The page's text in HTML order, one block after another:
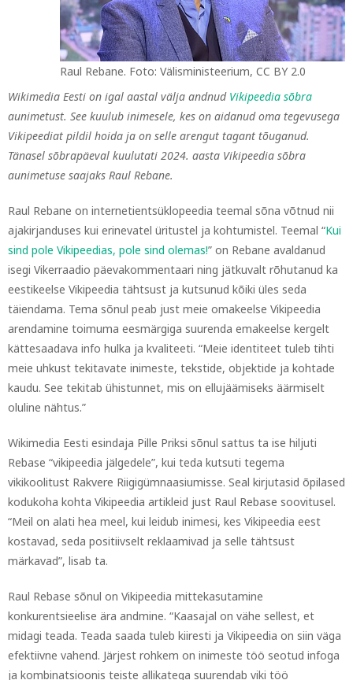
Raul Rebane. Foto: Välisministeerium, CC BY 2.0
Wikimedia Eesti on igal aastal välja andnud Vikipeedia sõbra
aunimetust. See kuulub inimesele, kes on aidanud oma tegevusega
Vikipeediat pildil hoida ja on selle arengut tagant tõuganud.
Tänasel sõbrapäeval kuulutati 2024. aasta Vikipeedia sõbra
aunimetuse saajaks Raul Rebane.
Raul Rebane on internetientsüklopeedia teemal sõna võtnud nii
ajakirjanduses kui erinevatel üritustel ja kohtumistel. Teemal “Kui
sind pole Vikipeedias, pole sind olemas!” on Rebane avaldanud
isegi Vikerraadio päevakommentaari ning jätkuvalt rõhutanud ka
eestikeelse Vikipeedia tähtsust ja kutsunud kõiki üles seda
täiendama. Tema sõnul peab just meie omakeelse Vikipeedia
arendamine toimuma eesmärgiga suurenda emakeelse kergelt
kättesaadava info hulka ja kvaliteeti. “Meie identiteet tuleb tihti
meie uhkust tekitavate inimeste, tekstide, objektide ja kohtade
kaudu. See tekitab ühistunnet, mis on ellujäämiseks äärmiselt
oluline nähtus.”
Wikimedia Eesti esindaja Pille Priksi sõnul sattus ta ise hiljuti
Rebase “vikipeedia jälgedele”, kui teda kutsuti tegema
vikikoolitust Rakvere Riigigümnaasiumisse. Seal kirjutasid õpilased
kodukoha kohta Vikipeedia artikleid just Raul Rebase soovitusel.
“Meil on alati hea meel, kui leidub inimesi, kes Vikipeedia eest
kostavad, seda positiivselt reklaamivad ja selle tähtsust
märkavad”, lisab ta.
Raul Rebase sõnul on Vikipeedia mittekasutamine
konkurentsieelise ära andmine. “Kaasajal on vähe sellest, et
midagi teada. Teada saada tuleb kiiresti ja Vikipeedia on siin väga
efektiivne vahend. Järjest rohkem on inimeste töö seotud infoga
ja kombinatsioonis teiste allikatega suurendab viki töö